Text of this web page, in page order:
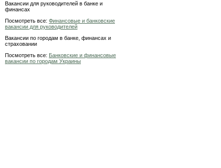
Вакансии для руководителей в банке и
финансах
Посмотреть все: Финансовые и банковские
вакансии для руководителей
Вакансии по городам в банке, финансах и
страховании
Посмотреть все: Банковские и финансовые
вакансии по городам Украины